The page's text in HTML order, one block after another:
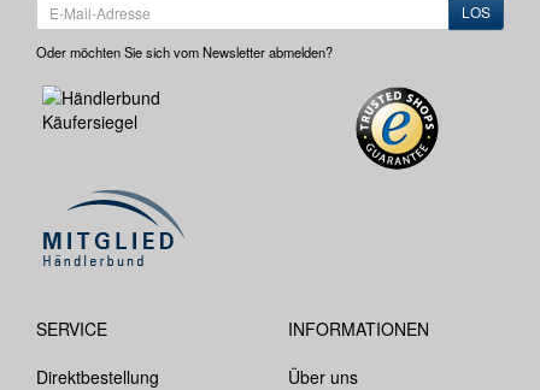
LOS
Oder möchten Sie sich vom Newsletter abmelden?
SERVICE
Direktbestellung
INFORMATIONEN
Über uns